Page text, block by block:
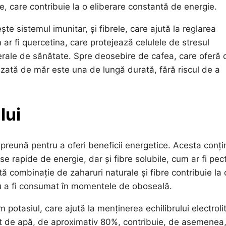
care contribuie la o eliberare constantă de energie.
sistemul imunitar, și fibrele, care ajută la reglarea
fi quercetina, care protejează celulele de stresul
de sănătate. Spre deosebire de cafea, care oferă
de măr este una de lungă durată, fără riscul de a
pentru a oferi beneficii energetice. Acesta
rapide de energie, dar și fibre solubile, cum ar fi
combinație de zaharuri naturale și fibre contribuie la
fi consumat în momentele de oboseală.
potasiul, care ajută la menținerea echilibrului
apă, de aproximativ 80%, contribuie, de